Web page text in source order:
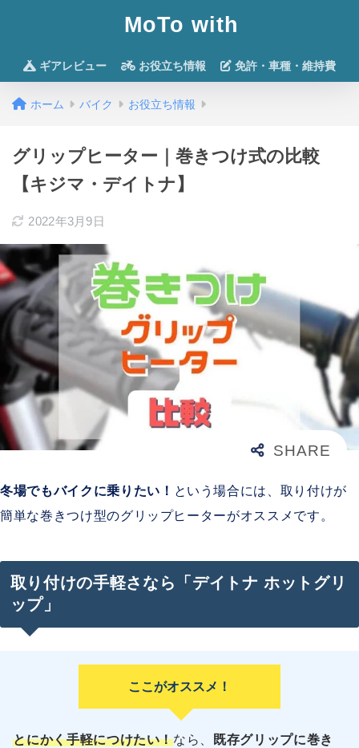
MoTo with
ギアレビュー お役立ち情報 免許・車種・維持費
ホーム バイク お役立ち情報
グリップヒーター｜巻きつけ式の比較
【キジマ・デイトナ】
2022年3月9日
冬場でもバイクに乗りたい！ という場合には、取り付けが
簡単な巻きつけ型のグリップヒーターがオススメです。
取り付けの手軽さなら「デイトナ ホットグリ
ップ」
ここがオススメ！
とにかく手軽につけたい！なら、
既存グリップに巻き